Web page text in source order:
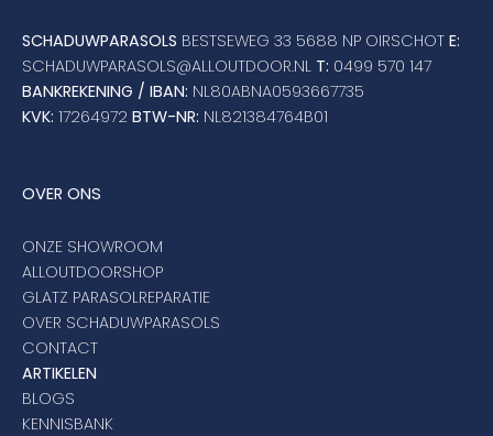
SCHADUWPARASOLS BESTSEWEG 33 5688 NP OIRSCHOT E:
SCHADUWPARASOLS@ALLOUTDOOR.NL T: 0499 570 147
BANKREKENING / IBAN: NL80ABNA0593667735
KVK: 17264972 BTW-NR: NL821384764B01
OVER ONS
ONZE SHOWROOM
ALLOUTDOORSHOP
GLATZ PARASOLREPARATIE
OVER SCHADUWPARASOLS
CONTACT
ARTIKELEN
BLOGS
KENNISBANK